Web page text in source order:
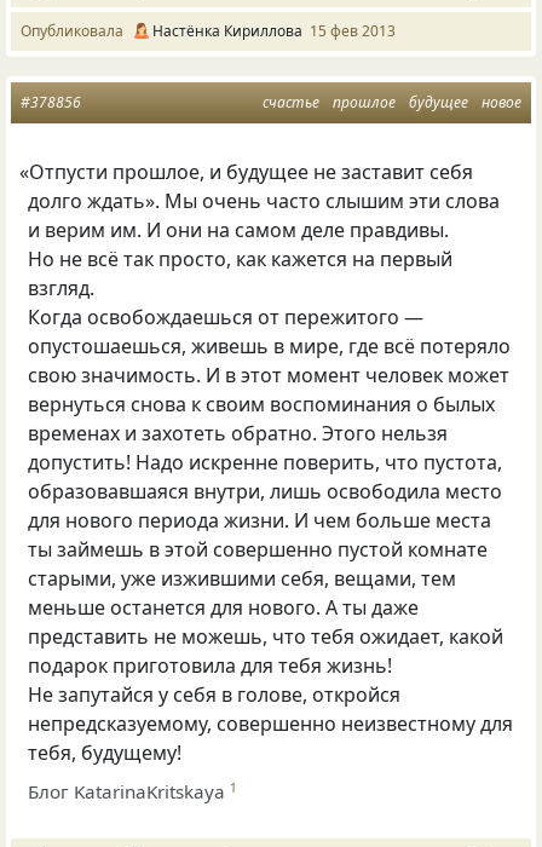
Опубликовала Настёнка Кириллова 15 фев 2013
счастье прошлое будущее новое
#378856
«Отпусти прошлое, и будущее не заставит себя
долго ждать». Мы очень часто слышим эти слова
и верим им. И они на самом деле правдивы.
Но не всё так просто, как кажется на первый
взгляд.
Когда освобождаешься от пережитого —
опустошаешься, живешь в мире, где всё потеряло
свою значимость. И в этот момент человек может
вернуться снова к своим воспоминания о былых
временах и захотеть обратно. Этого нельзя
допустить! Надо искренне поверить, что пустота,
образовавшаяся внутри, лишь освободила место
для нового периода жизни. И чем больше места
ты займешь в этой совершенно пустой комнате
старыми, уже изжившими себя, вещами, тем
меньше останется для нового. А ты даже
представить не можешь, что тебя ожидает, какой
подарок приготовила для тебя жизнь!
Не запутайся у себя в голове, откройся
непредсказуемому, совершенно неизвестному для
тебя, будущему!
Блог KatarinaKritskaya 1